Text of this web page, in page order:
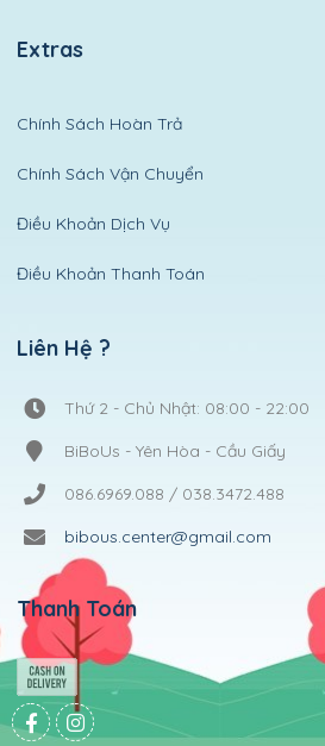
Extras
Chính Sách Hoàn Trả
Chính Sách Vận Chuyển
Điều Khoản Dịch Vụ
Điều Khoản Thanh Toán
Liên Hệ ?
Thứ 2 - Chủ Nhật: 08:00 - 22:00
BiBoUs - Yên Hòa - Cầu Giấy
086.6969.088 / 038.3472.488
bibous.center@gmail.com
Thanh Toán